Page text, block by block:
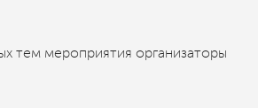
тем мероприятия организаторы